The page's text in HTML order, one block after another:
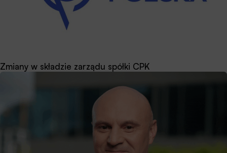
Zmiany w składzie zarządu spółki CPK